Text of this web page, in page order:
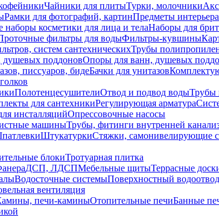
Чайники для плитыТурки, молочники
Рамки для фотографий, картинПредметы интерьера
наборы косметики для лица и телаНаборы для
фильтры для водыФильтры-кувшины
систем сантехническихТрубы
поддоновОпоры для ванн, душевых
писсуаров, бидеБачки для унитазов
ПолотенцесушителиОтвод и подвод водыТрубы
для сантехникиРегулирующая арматура
инсталляцийОпрессовочные насосы
машиныТрубы, фитинги внутренней
ШтукатуркиСтяжки, самонивелирующие
блокиТротуарная плитка
ДСП, ЛДСПМебельные щитыТеррасные
Водосточные системыПоверхностный водоотвод
вентиляция
печи-каминыОтопительные печиБанные